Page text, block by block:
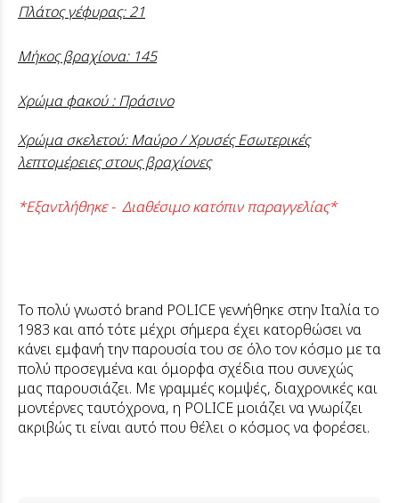
Πλάτος γέφυρας: 21
Μήκος βραχίονα: 145
Χρώμα φακού : Πράσινο
Χρώμα σκελετού: Μαύρο / Χρυσές Εσωτερικές
λεπτομέρειες στους βραχίονες
*Εξαντλήθηκε - Διαθέσιμο κατόπιν παραγγελίας*
Το πολύ γνωστό brand POLICE γεννήθηκε στην Ιταλία το
1983 και από τότε μέχρι σήμερα έχει κατορθώσει να
κάνει εμφανή την παρουσία του σε όλο τον κόσμο με τα
πολύ προσεγμένα και όμορφα σχέδια που συνεχώς
μας παρουσιάζει. Με γραμμές κομψές, διαχρονικές και
μοντέρνες ταυτόχρονα, η POLICE μοιάζει να γνωρίζει
ακριβώς τι είναι αυτό που θέλει ο κόσμος να φορέσει.